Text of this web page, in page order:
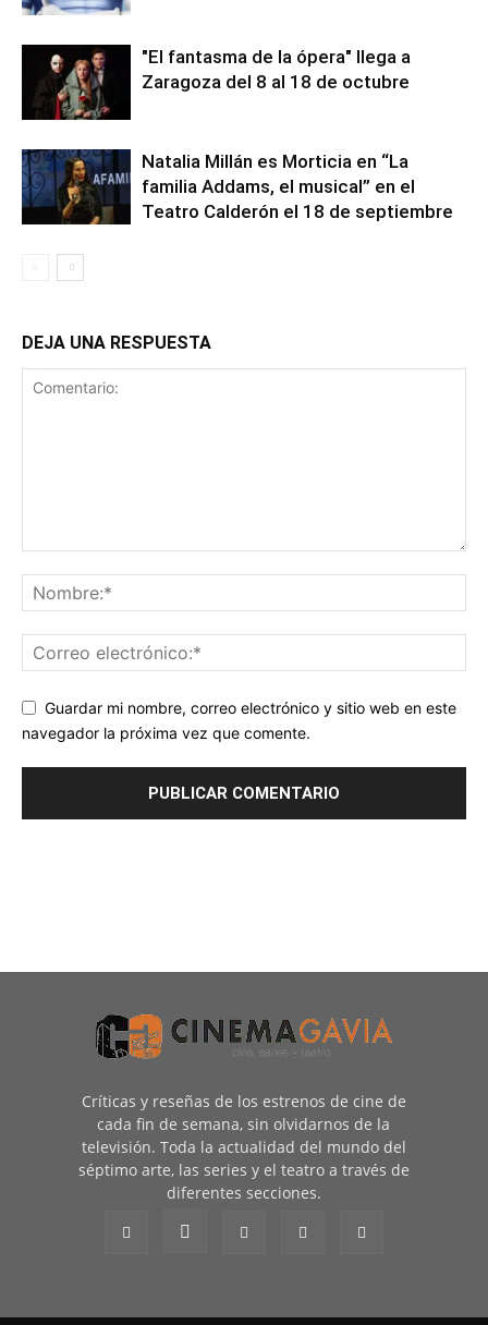
"El fantasma de la ópera" llega a
Zaragoza del 8 al 18 de octubre
Natalia Millán es Morticia en “La
familia Addams, el musical” en el
Teatro Calderón el 18 de septiembre
DEJA UNA RESPUESTA
Guardar mi nombre, correo electrónico y sitio web en este
navegador la próxima vez que comente.
Críticas y reseñas de los estrenos de cine de
cada fin de semana, sin olvidarnos de la
televisión. Toda la actualidad del mundo del
séptimo arte, las series y el teatro a través de
diferentes secciones.